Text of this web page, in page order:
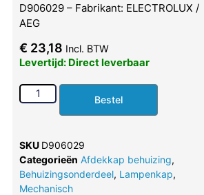
D906029 – Fabrikant: ELECTROLUX /
AEG
€ 23,18 Incl. BTW
Levertijd: Direct leverbaar
Bestel
SKU D906029
Categorieën Afdekkap behuizing,
Behuizingsonderdeel, Lampenkap,
Mechanisch